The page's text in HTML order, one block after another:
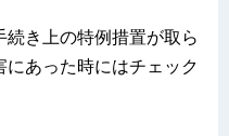
続き上の特例措置が取ら
あった時にはチェック